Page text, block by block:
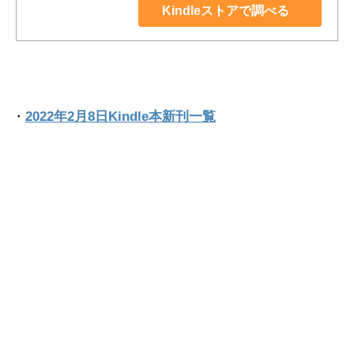
Kindleストアで調べる
・ 2022年2月8日Kindle本新刊一覧